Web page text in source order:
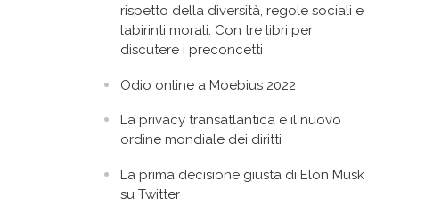
rispetto della diversità, regole sociali e
labirinti morali. Con tre libri per
discutere i preconcetti
Odio online a Moebius 2022
La privacy transatlantica e il nuovo
ordine mondiale dei diritti
La prima decisione giusta di Elon Musk
su Twitter